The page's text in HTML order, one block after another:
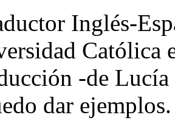
Inglés-
Católica
-de
dar ejemplos.